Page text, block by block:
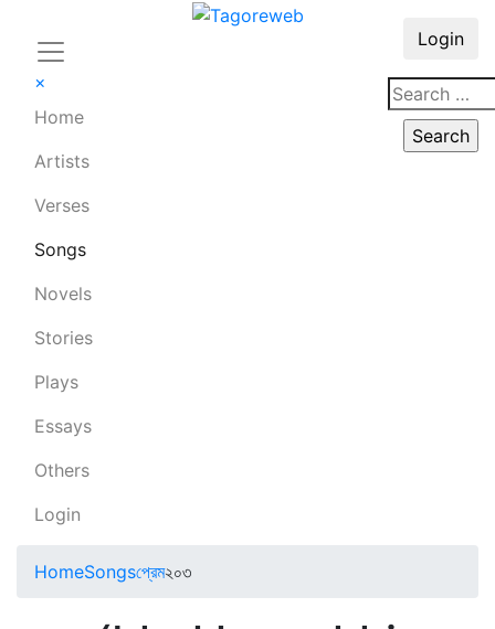
×
Home
Artists
Verses
Songs
Novels
Stories
Plays
Essays
Others
Login
Login
HomeSongsপ্রেম২০৩